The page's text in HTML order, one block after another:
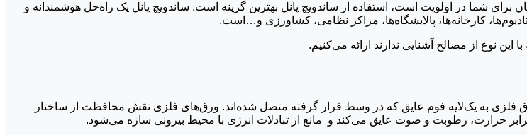
شما در اولویت است، استفاده از ساندویچ پانل بهترین گزینه است. ساندویچ پانل یک راه‌حل هوشمندانه و
کارخانه‌ها، پالایشگاه‌ها، مراکز نظامی، کشاورزی و…است.
این نوع از مصالح آشنایی ندارند ارائه می‌کنیم.
فلزی به یک‌لایه فوم عایق که در وسط قرار گرفته متصل شده‌اند. ورق‌های فلزی نقش محافظت از ساختار
حرارت، رطوبت و صوت عایق می‌کند و مانع از تبادلات انرژی با محیط بیرونی سازه می‌شود.